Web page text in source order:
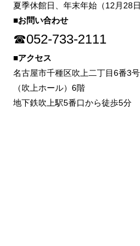
夏季休館日、年末年始（12月28
■お問い合わせ
☎052-733-2111
■アクセス
名古屋市千種区吹上二丁目6番3
（吹上ホール）6階
地下鉄吹上駅5番口から徒歩5分